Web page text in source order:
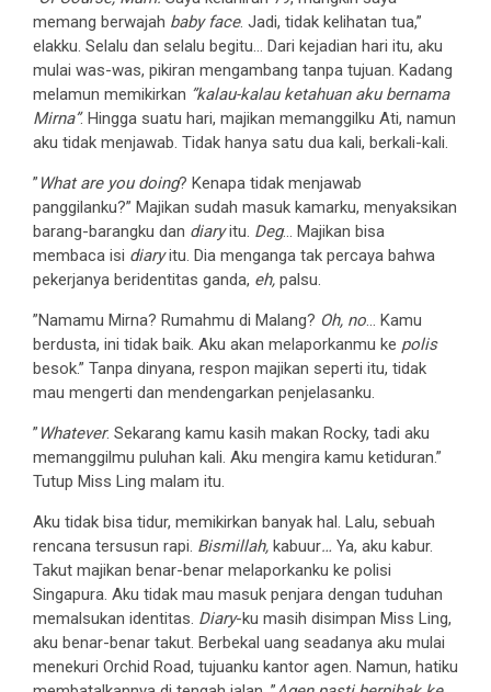
memang berwajah baby face. Jadi, tidak kelihatan tua,”
elakku. Selalu dan selalu begitu… Dari kejadian hari itu, aku
mulai was-was, pikiran mengambang tanpa tujuan. Kadang
melamun memikirkan ”kalau-kalau ketahuan aku bernama
Mirna”. Hingga suatu hari, majikan memanggilku Ati, namun
aku tidak menjawab. Tidak hanya satu dua kali, berkali-kali.
” What are you doing? Kenapa tidak menjawab
panggilanku?” Majikan sudah masuk kamarku, menyaksikan
barang-barangku dan diaryitu. Deg… Majikan bisa
membaca isi diaryitu. Dia menganga tak percaya bahwa
pekerjanya beridentitas ganda, eh, palsu.
”Namamu Mirna? Rumahmu di Malang? Oh, no … Kamu
berdusta, ini tidak baik. Aku akan melaporkanmu ke polis
besok.” Tanpa dinyana, respon majikan seperti itu, tidak
mau mengerti dan mendengarkan penjelasanku.
” Whatever. Sekarang kamu kasih makan Rocky, tadi aku
memanggilmu puluhan kali. Aku mengira kamu ketiduran.”
Tutup Miss Ling malam itu.
Aku tidak bisa tidur, memikirkan banyak hal. Lalu, sebuah
rencana tersusun rapi. Bismillah, kabuur… Ya, aku kabur.
Takut majikan benar-benar melaporkanku ke polisi
Singapura. Aku tidak mau masuk penjara dengan tuduhan
memalsukan identitas. Diary-ku masih disimpan Miss Ling,
aku benar-benar takut. Berbekal uang seadanya aku mulai
menekuri Orchid Road, tujuanku kantor agen. Namun, hatiku